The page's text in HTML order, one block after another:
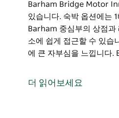
Barham Bridge Motor
있습니다. 숙박 옵션에는
Barham 중심부의 상점과
소에 쉽게 접근할 수 있습
에 큰 자부심을 느낍니다
있습니다.
더 읽어보세요